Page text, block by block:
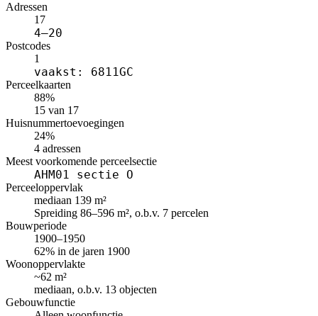
Adressen
17
4–20
Postcodes
1
vaakst: 6811GC
Perceelkaarten
88%
15 van 17
Huisnummertoevoegingen
24%
4 adressen
Meest voorkomende perceelsectie
AHM01 sectie O
Perceeloppervlak
mediaan 139 m²
Spreiding 86–596 m², o.b.v. 7 percelen
Bouwperiode
1900–1950
62% in de jaren 1900
Woonoppervlakte
~62 m²
mediaan, o.b.v. 13 objecten
Gebouwfunctie